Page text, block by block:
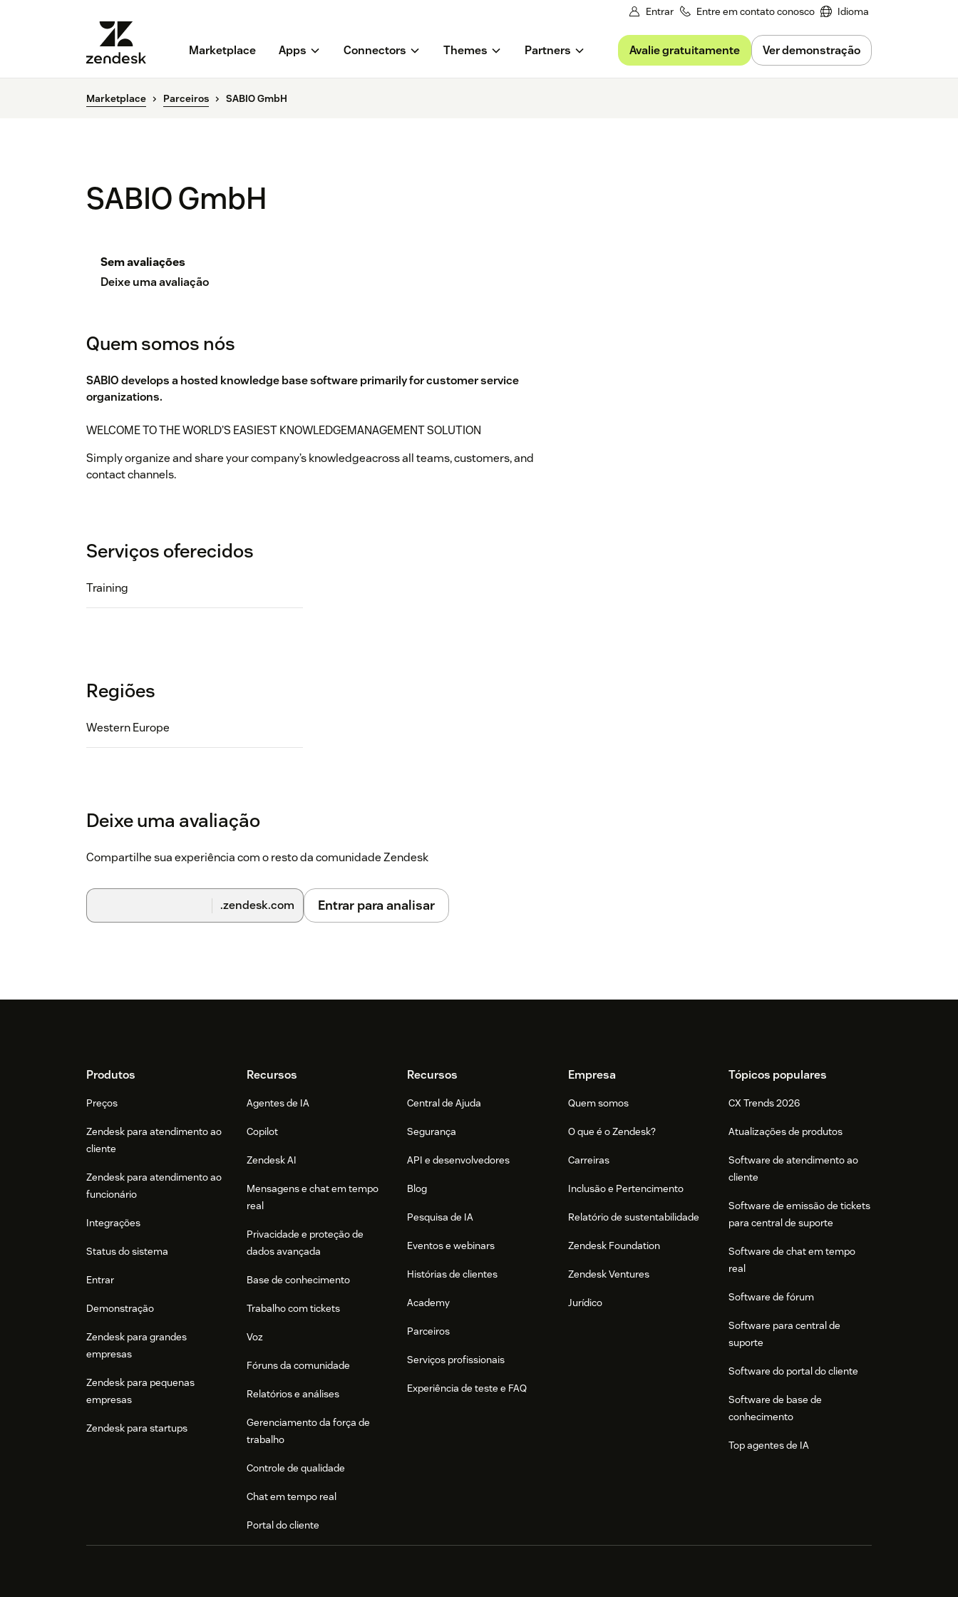
Entrar Entre em contato conosco Idioma
Marketplace Apps Connectors Themes Partners Avalie gratuitamente Ver demonstração
Marketplace Parceiros SABIO GmbH
SABIO GmbH
Sem avaliações
Deixe uma avaliação
Quem somos nós
SABIO develops a hosted knowledge base software primarily for customer service
organizations.
WELCOME TO THE WORLD’S EASIEST KNOWLEDGEMANAGEMENT SOLUTION
Simply organize and share your company’s knowledgeacross all teams, customers, and
contact channels.
Serviços oferecidos
Training
Regiões
Western Europe
Deixe uma avaliação
Compartilhe sua experiência com o resto da comunidade Zendesk
.zendesk.com Entrar para analisar
FooterProdutos
Preços
Zendesk para atendimento ao
cliente
Zendesk para atendimento ao
funcionário
Integrações
Status do sistema
Entrar
Demonstração
Zendesk para grandes
empresas
Zendesk para pequenas
empresas
Zendesk para startups
Recursos
Agentes de IA
Copilot
Zendesk AI
Mensagens e chat em tempo
real
Privacidade e proteção de
dados avançada
Base de conhecimento
Trabalho com tickets
Voz
Fóruns da comunidade
Relatórios e análises
Gerenciamento da força de
trabalho
Controle de qualidade
Chat em tempo real
Portal do cliente
Recursos
Central de Ajuda
Segurança
API e desenvolvedores
Blog
Pesquisa de IA
Eventos e webinars
Histórias de clientes
Academy
Parceiros
Serviços profissionais
Experiência de teste e FAQ
Empresa
Quem somos
O que é o Zendesk?
Carreiras
Inclusão e Pertencimento
Relatório de sustentabilidade
Zendesk Foundation
Zendesk Ventures
Jurídico
Tópicos populares
CX Trends 2026
Atualizações de produtos
Software de atendimento ao
cliente
Software de emissão de tickets
para central de suporte
Software de chat em tempo
real
Software de fórum
Software para central de
suporte
Software do portal do cliente
Software de base de
conhecimento
Top agentes de IA